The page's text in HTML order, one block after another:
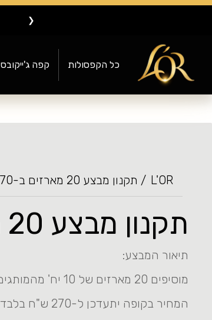
❮
כל הקפסולות קפה ג'ייקובס
L'OR תקנון מבצע 20 מארזים ב-270 שח
תקנון מבצע 20 מארזים ב-270 שח
תיאור המבצע:
מוסיפים 20 מארזים של 10 יח' מהמותגים לור או ג'ייקובס
המחיר בקופה יתעדכן ל-270 ש"ח בלבד